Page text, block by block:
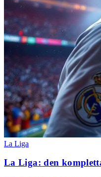
La Liga
La Liga: den